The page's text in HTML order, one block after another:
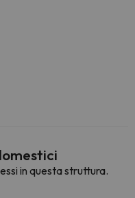
in questa struttura.